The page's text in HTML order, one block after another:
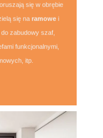
się w obrębie
się na ramowe i
zabudowy szaf,
funkcjonalnymi,
itp.